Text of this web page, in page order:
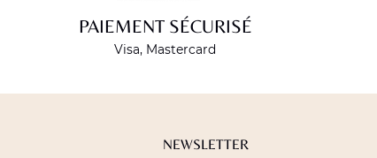
PAIEMENT SÉCURISÉ
Visa, Mastercard
NEWSLETTER